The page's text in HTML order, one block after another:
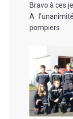
Bravo à ces
A
pompiers …